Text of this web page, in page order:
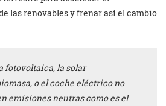
las renovables y frenar así el cambio
fotovoltaica, la solar
o el coche eléctrico no
emisiones neutras como es el